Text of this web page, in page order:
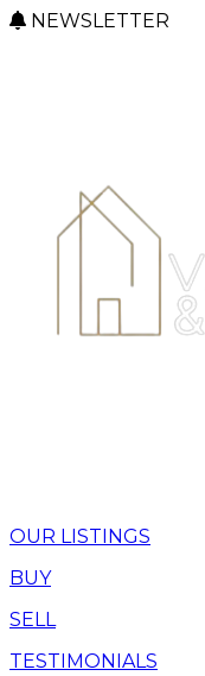
NEWSLETTER
OUR LISTINGS
BUY
SELL
TESTIMONIALS